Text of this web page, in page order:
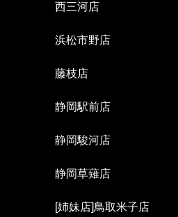
西三河店
浜松市野店
藤枝店
静岡駅前店
静岡駿河店
静岡草薙店
[姉妹店]鳥取米子店